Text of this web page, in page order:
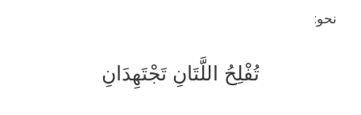
:نحو
تُفْلِحُ اللَّتَانِ تَجْتَهِدَانِ